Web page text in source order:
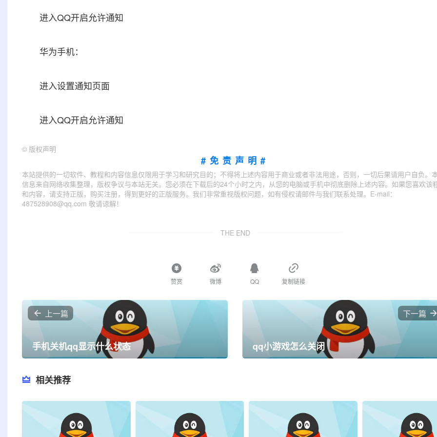
进入QQ开启允许通知
华为手机：
进入设置通知页面
进入QQ开启允许通知
© 版权声明
#免责声明#
本站提供的一切软件、教程和内容信息仅限用于学习和研究目的；不得将上述内容用于商业或者非法用途，否则，一切后果请用户自负。
信息来自网络收集整理，版权争议与本站无关。您必须在下载后的24个小时之内，从您的电脑或手机中彻底删除上述内容。如果您喜欢该
和内容，请支持正版，购买注册，得到更好的正版服务。我们非常重视版权问题，如有侵权请邮件与我们联系处理。E-mail：
487528908@qq.com 敬请谅解！
THE END
赞赏 微博 QQ 复制链接
上一篇
手机关机qq显示什么状态
下一篇
qq小游戏怎么关闭
相关推荐